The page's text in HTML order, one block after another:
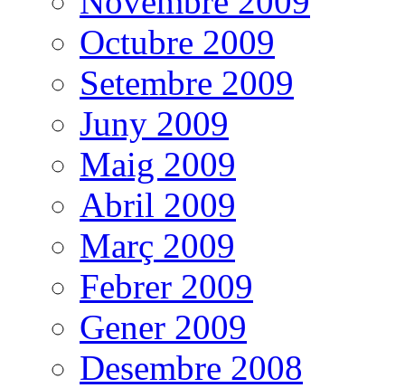
Octubre 2009
Setembre 2009
Juny 2009
Maig 2009
Abril 2009
Març 2009
Febrer 2009
Gener 2009
Desembre 2008